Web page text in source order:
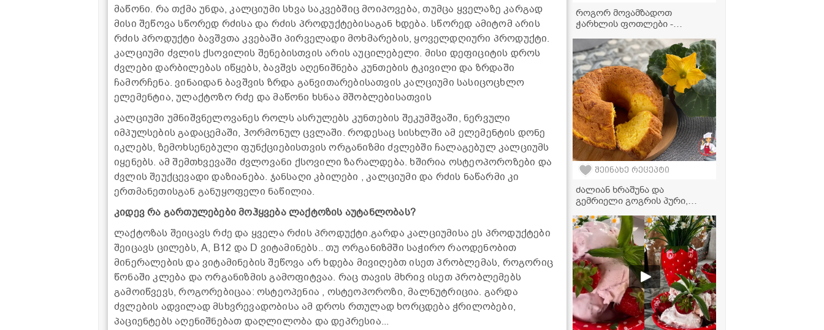
მაწონი. რა თქმა უნდა, კალციუმი სხვა საკვებშიც მოიპოვება, თუმცა ყველაზე კარგად
მისი შეწოვა სწორედ რძისა და რძის პროდუქტებისაგან ხდება. სწორედ ამიტომ არის
რძის პროდუქტი ბავშვთა კვებაში პირველადი მოხმარების, ყოველდღიური პროდუქტი.
კალციუმი ძვლის ქსოვილის შენებისთვის არის აუცილებელი. მისი დეფიციტის დროს
ძვლები დარბილებას იწყებს, ბავშვს აღენიშნება კუნთების ტკივილი და ზრდაში
ჩამორჩენა. ვინაიდან ბავშვის ზრდა განვითარებისათვის კალციუმი სასიცოცხლო
ელემენტია, ულაქტოზო რძე და მაწონი ხსნაა მშობლებისათვის
კალციუმი უმნიშვნელოვანეს როლს ასრულებს კუნთების შეკუმშვაში, ნერვული
იმპულსების გადაცემაში, ჰორმონულ ცვლაში. როდესაც სისხლში ამ ელემენტის დონე
იკლებს, ზემოხსენებული ფუნქციებისთვის ორგანიზმი ძვლებში ჩალაგებულ კალციუმს
იყენებს. ამ შემთხვევაში ძვლოვანი ქსოვილი ზარალდება. ხშირია ოსტეოპოროზები და
ძვლის შეუქცევადი დაზიანება. ჯანსაღი კბილები , კალციუმი და რძის ნაწარმი კი
ერთმანეთისგან განუყოფელი ნაწილია.
კიდევ რა გართულებები მოჰყვება ლაქტოზის აუტანლობას?
ლაქტოზას შეიცავს რძე და ყველა რძის პროდუქტი.გარდა კალციუმისა ეს პროდუქტები
შეიცავს ცილებს, A, B12 და D ვიტამინებს.. თუ ორგანიზმში საჭირო რაოდენობით
მინერალების და ვიტამინების შეწოვა არ ხდება მივიღებთ ისეთ პრობლემას, როგორიც
წონაში კლება და ორგანიზმის გამოფიტვაა. რაც თავის მხრივ ისეთ პრობლემებს
გამოიწვევს, როგორებიცაა: ოსტეოპენია , ოსტეოპოროზი, მალნუტრიცია. გარდა
ძვლების ადვილად მსხვრევადობისა ამ დროს რთულად ხორცდება ჭრილობები,
პაციენტებს აღენიშნებათ დაღლილობა და დეპრესია...
როგორ მოვამზადოთ
ჭარხლის ფოთლები -
სავსე კერძი სულ რაღაც 20
წუთში!
შეინახე რეცეპტი
ძალიან ხრაშუნა და
გემრიელი გოგრის პური,
კარაქთან ერთად
მისართმევად